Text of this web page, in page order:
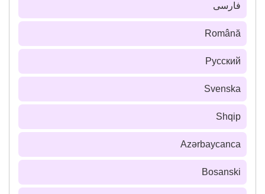
فارسى
Română
Русский
Svenska
Shqip
Azərbaycanca
Bosanski